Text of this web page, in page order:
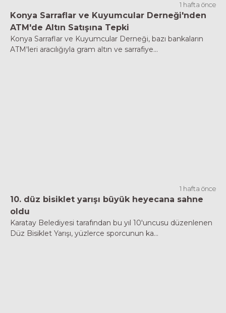
1 hafta önce
Konya Sarraflar ve Kuyumcular Derneği'nden
ATM'de Altın Satışına Tepki
Konya Sarraflar ve Kuyumcular Derneği, bazı bankaların
ATM'leri aracılığıyla gram altın ve sarrafiye...
1 hafta önce
10. düz bisiklet yarışı büyük heyecana sahne
oldu
Karatay Belediyesi tarafından bu yıl 10'uncusu düzenlenen
Düz Bisiklet Yarışı, yüzlerce sporcunun ka...